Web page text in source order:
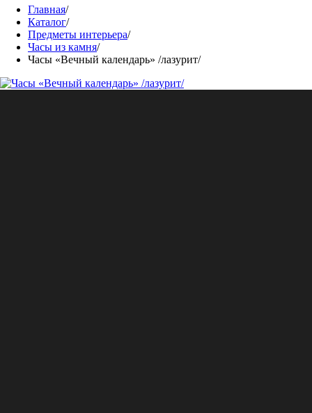
Главная/
Каталог/
Предметы интерьера/
Часы из камня/
Часы «Вечный календарь» /лазурит/